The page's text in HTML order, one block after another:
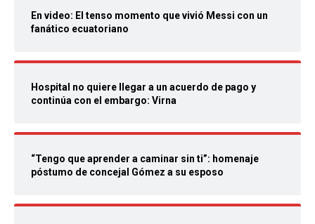
En video: El tenso momento que vivió Messi con un
fanático ecuatoriano
Hospital no quiere llegar a un acuerdo de pago y
continúa con el embargo: Virna
“Tengo que aprender a caminar sin ti”: homenaje
póstumo de concejal Gómez a su esposo